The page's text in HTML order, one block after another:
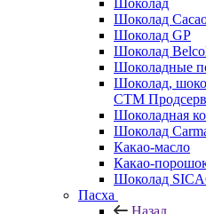
Шоколад
Шоколад
Шоколад GP
Шоколад
Шоколадные
Шоколад,
СТМ
Шоколадная
Шоколад
Какао-масло
Какао-
Шоколад
Пасха
Назад